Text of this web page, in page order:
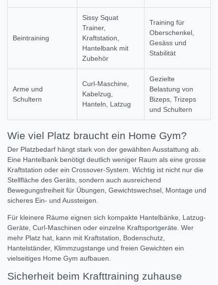
Beintraining
Sissy Squat
Trainer,
Kraftstation,
Hantelbank mit
Zubehör
Training für
Oberschenkel,
Gesäss und
Stabilität
Arme und
Schultern
Curl-Maschine,
Kabelzug,
Hanteln, Latzug
Gezielte
Belastung von
Bizeps, Trizeps
und Schultern
Wie viel Platz braucht ein Home Gym?
Der Platzbedarf hängt stark von der gewählten Ausstattung ab.
Eine Hantelbank benötigt deutlich weniger Raum als eine grosse
Kraftstation oder ein Crossover-System. Wichtig ist nicht nur die
Stellfläche des Geräts, sondern auch ausreichend
Bewegungsfreiheit für Übungen, Gewichtswechsel, Montage und
sicheres Ein- und Aussteigen.
Für kleinere Räume eignen sich kompakte Hantelbänke, Latzug-
Geräte, Curl-Maschinen oder einzelne Kraftsportgeräte. Wer
mehr Platz hat, kann mit Kraftstation, Bodenschutz,
Hantelständer, Klimmzugstange und freien Gewichten ein
vielseitiges Home Gym aufbauen.
Sicherheit beim Krafttraining zuhause